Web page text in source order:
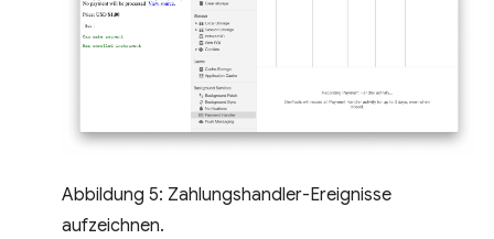
Abbildung 5: Zahlungshandler-Ereignisse
aufzeichnen.